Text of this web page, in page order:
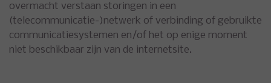
overmacht verstaan storingen in een
(telecommunicatie-)netwerk of verbinding of gebruikte
communicatiesystemen en/of het op enige moment
niet beschikbaar zijn van de internetsite.